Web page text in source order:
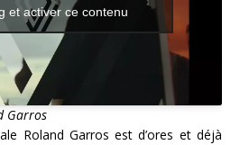
et activer ce contenu
Garros
Roland Garros est d’ores et déjà